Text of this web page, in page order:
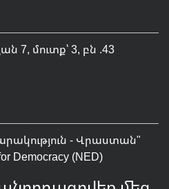
7, մուտք՝ 3, բն .43
- Վրաստան"
Democracy (NED)